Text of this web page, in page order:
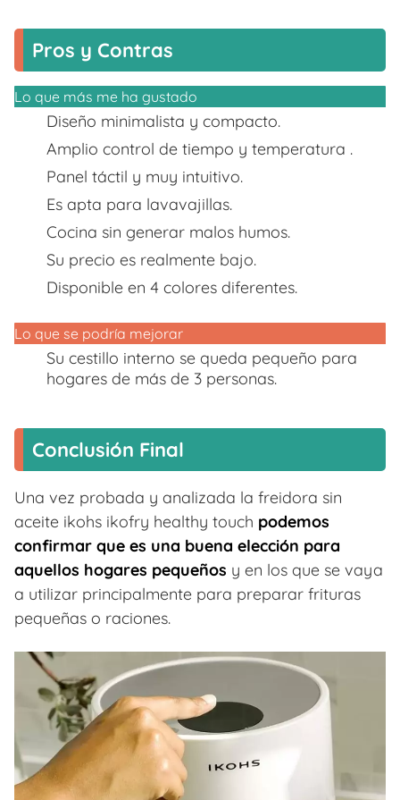
Pros y Contras
Lo que más me ha gustado
Diseño minimalista y compacto.
Amplio control de tiempo y temperatura .
Panel táctil y muy intuitivo.
Es apta para lavavajillas.
Cocina sin generar malos humos.
Su precio es realmente bajo.
Disponible en 4 colores diferentes.
Lo que se podría mejorar
Su cestillo interno se queda pequeño para
hogares de más de 3 personas.
Conclusión Final
Una vez probada y analizada la freidora sin
aceite ikohs ikofry healthy touch podemos
confirmar que es una buena elección para
aquellos hogares pequeños y en los que se vaya
a utilizar principalmente para preparar frituras
pequeñas o raciones.